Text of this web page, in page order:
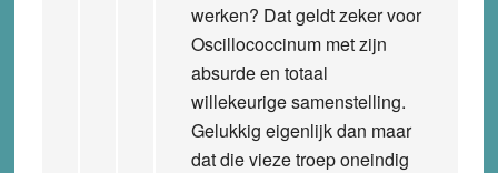
werken? Dat geldt zeker voor
Oscillococcinum met zijn
absurde en totaal
willekeurige samenstelling.
Gelukkig eigenlijk dan maar
dat die vieze troep oneindig